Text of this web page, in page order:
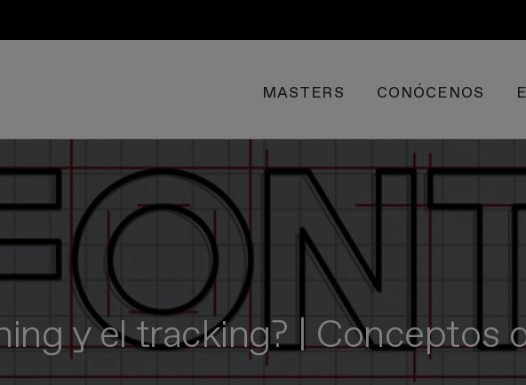
MASTERS CONÓCENOS
y el tracking? | Conceptos